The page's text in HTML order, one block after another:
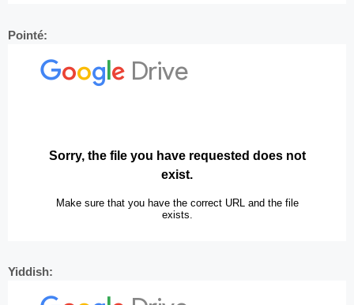
Pointé:
Yiddish: